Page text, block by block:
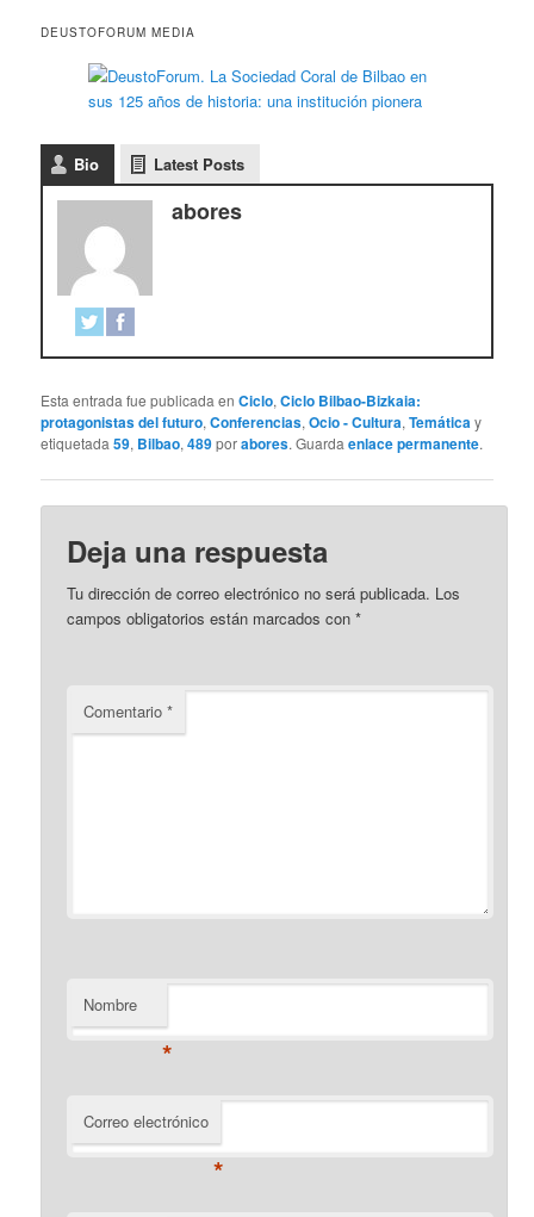
DEUSTOFORUM MEDIA
Bio Latest Posts
abores
Esta entrada fue publicada enCiclo,Ciclo Bilbao-Bizkaia:
protagonistas del futuro,Conferencias,Ocio - Cultura,Temáticay
etiquetada59, Bilbao,489porabores. Guardaenlace permanente.
Deja una respuesta
Tu dirección de correo electrónico no será publicada. Los
campos obligatorios están marcados con*
Comentario*
Nombre
*
Correo electrónico
*